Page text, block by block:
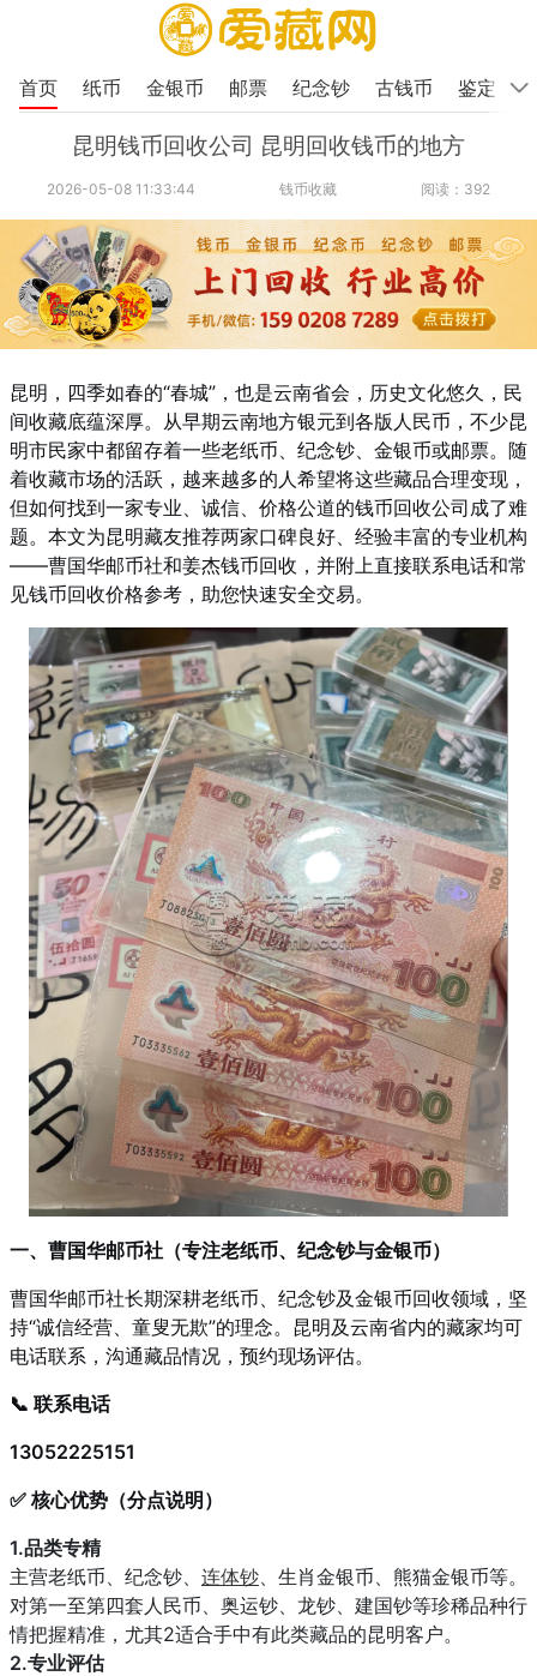
首页 纸币 金银币 邮票 纪念钞 古钱币 鉴定
昆明钱币回收公司 昆明回收钱币的地方
2026-05-08 11:33:44 钱币收藏 阅读：392
昆明，四季如春的“春城”，也是云南省会，历史文化悠久，民
间收藏底蕴深厚。从早期云南地方银元到各版人民币，不少昆
明市民家中都留存着一些老纸币、纪念钞、金银币或邮票。随
着收藏市场的活跃，越来越多的人希望将这些藏品合理变现，
但如何找到一家专业、诚信、价格公道的钱币回收公司成了难
题。本文为昆明藏友推荐两家口碑良好、经验丰富的专业机构
——曹国华邮币社和姜杰钱币回收，并附上直接联系电话和常
见钱币回收价格参考，助您快速安全交易。
一、曹国华邮币社（专注老纸币、纪念钞与金银币）
曹国华邮币社长期深耕老纸币、纪念钞及金银币回收领域，坚
持“诚信经营、童叟无欺”的理念。昆明及云南省内的藏家均可
电话联系，沟通藏品情况，预约现场评估。
📞 联系电话
13052225151
✅ 核心优势（分点说明）
1.品类专精
主营老纸币、纪念钞、 连体钞 、生肖金银币、熊猫金银币等。
对第一至第四套人民币、奥运钞、龙钞、建国钞等珍稀品种行
情把握精准，尤其2适合手中有此类藏品的昆明客户。
2.专业评估